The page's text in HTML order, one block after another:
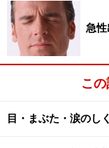
急
こ
目・まぶた・涙のし